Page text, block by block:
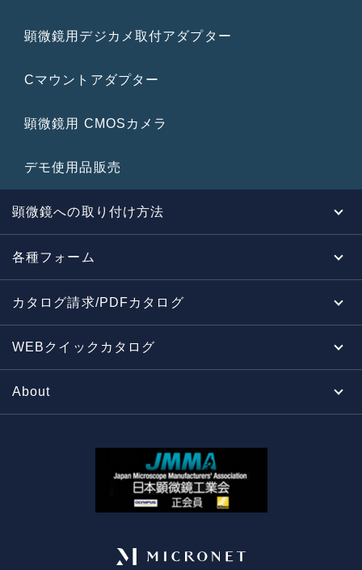
顕微鏡用デジカメ取付アダプター
Cマウントアダプター
顕微鏡用 CMOSカメラ
デモ使用品販売
顕微鏡への取り付け方法
各種フォーム
カタログ請求/PDFカタログ
WEBクイックカタログ
About